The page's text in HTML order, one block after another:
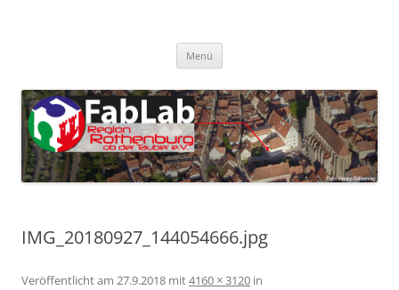
Menü
IMG_20180927_144054666.jpg
Veröffentlicht am 27.9.2018 mit4160 × 3120 in